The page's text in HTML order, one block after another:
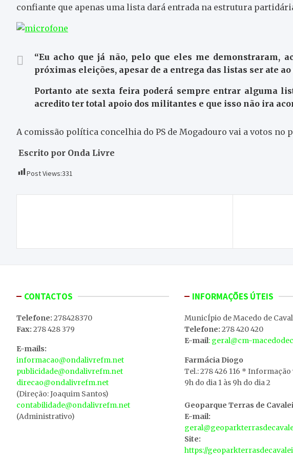
confiante que apenas uma lista dará entrada na estrutura
“Eu acho que já não, pelo que eles me demonstraram,
próximas eleições, apesar de a entrega das listas ser ate
Portanto ate sexta feira poderá sempre entrar alguma
acredito ter total apoio dos militantes e que isso não ira
A comissão política concelhia do PS de Mogadouro vai a votos no
Escrito por Onda Livre
Post Views:331
artigos
CONTACTOS
Telefone: 278428370
Fax: 278 428 379
E-mails:
informacao@ondalivrefm.net
publicidade@ondalivrefm.net
direcao@ondalivrefm.net
(Direção: Joaquim Santos)
contabilidade@ondalivrefm.net
(Administrativo)
INFORMAÇÕES ÚTEIS
MunicÍpio de Macedo de
Telefone: 278 420 420
E-mail: geral@cm-
Farmácia Diogo
Tel.: 278 426 116 * Informação
9h do dia 1 às 9h do dia 2
Geoparque Terras de
E-mail:
Site:
https://